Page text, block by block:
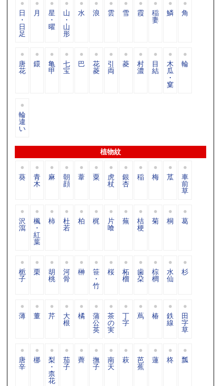
日
・
日
足
月 星
・
曜
山
・
山
形
水 浪 雲 雪 霞 稲
妻
鱗 角
唐
花
鐶 亀
甲
七
宝
巴 花
菱
引
両
菱 村
濃
目
結
木
瓜
・
窠
輪
輪
違
い
植物紋
葵 青
木
麻 朝
顔
葦 粟 虎
杖
銀
杏
稲 梅 苽 車
前
草
沢
瀉
楓
・
紅
葉
柿 杜
若
柏 梶 片
喰
蕪 桔
梗
菊 桐 葛
栀
子
栗 胡
桃
河
骨
榊 笹
・
竹
桜 柘
榴
歯
朶
棕
櫚
水
仙
杉
薄 董 芹 大
根
橘 蒲
公
英
茶
の
実
丁
字
蔦 椿 鉄
線
田
字
草
唐
辛
梛 梨
・
柰
花
茄
子
薺 撫
子
南
天
萩 芭
蕉
蓮 柊 瓢